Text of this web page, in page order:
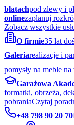
blatachpod zlewy i
onlinezaplanuj
Zobacz wszystkie
O firmie35 lat
Galeriarealizacje i
pomysły na meble
Garażowa
formatki, obrzeża,
pobraniaCzytaj
+48 798 90 20 70